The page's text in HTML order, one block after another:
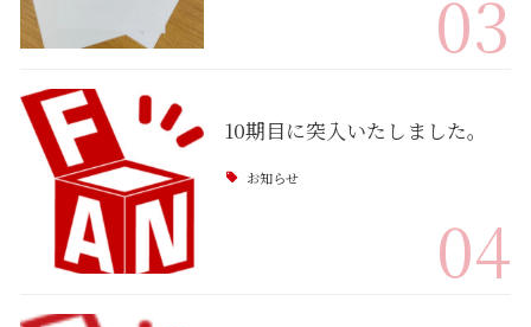
03
10期目に突入いたしました。
お知らせ
04